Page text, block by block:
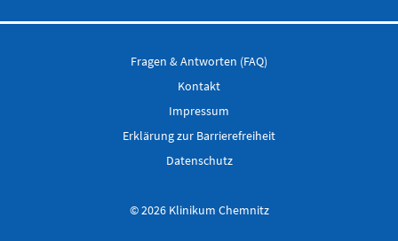
Behandlungsbereich
Flemmingstraße 4, Haus B (Zugang über Seiteneingang
bereitschaftspraxen.116117.de
Fragen & Antworten (FAQ)
Kontakt
Impressum
Erklärung zur Barrierefreiheit
Datenschutz
© 2026 Klinikum Chemnitz